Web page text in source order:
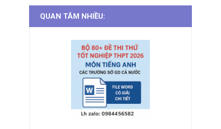
QUAN TÂM NHIỀU: